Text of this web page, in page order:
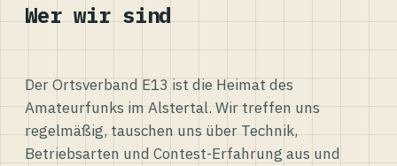
Wer wir sind
Der Ortsverband E13 ist die Heimat des
Amateurfunks im Alstertal. Wir treffen uns
regelmäßig, tauschen uns über Technik,
Betriebsarten und Contest-Erfahrung aus und